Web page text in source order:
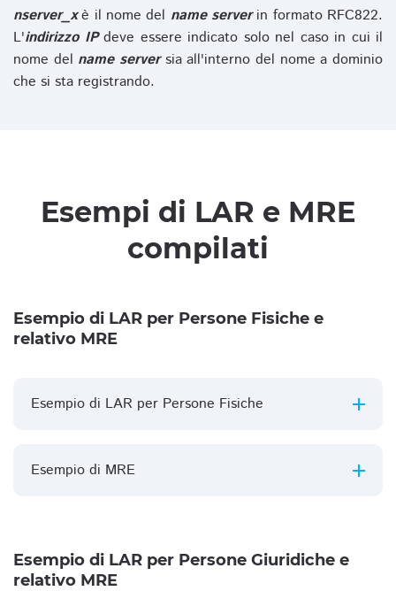
nserver_xè il nome del name serverin formato RFC822.
L'indirizzo IPdeve essere indicato solo nel caso in cui il
nome del name serversia all'interno del nome a dominio
che si sta registrando.
Esempi di LAR e MRE
compilati
Esempio di LAR per Persone Fisiche e
relativo MRE
Esempio di LAR per Persone Fisiche
Esempio di MRE
Esempio di LAR per Persone Giuridiche e
relativo MRE